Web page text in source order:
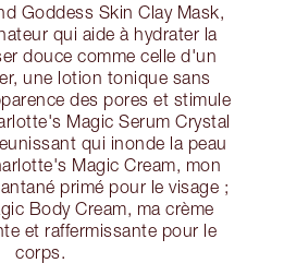
Goddess Skin Clay Mask,
qui aide à hydrater la
douce comme celle d'un
une lotion tonique sans
des pores et stimule
Magic Serum Crystal
qui inonde la peau
Magic Cream, mon
primé pour le visage ;
Body Cream, ma crème
et raffermissante pour le
corps.